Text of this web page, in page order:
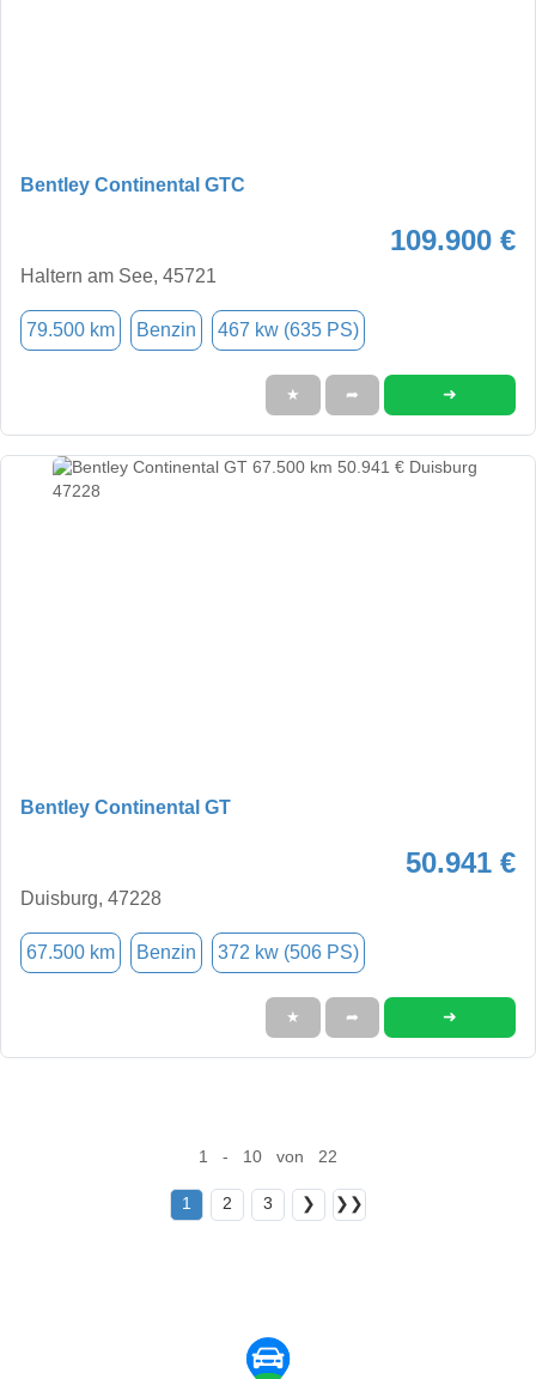
Bentley Continental GTC
109.900 €
Haltern am See, 45721
79.500 km Benzin 467 kw (635 PS)
★ ➦ ➜
Bentley Continental GT
50.941 €
Duisburg, 47228
67.500 km Benzin 372 kw (506 PS)
★ ➦ ➜
1 - 10 von 22
1 2 3 ❯ ❯❯